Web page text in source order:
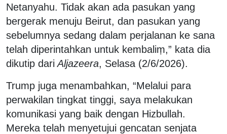
Netanyahu. Tidak akan ada pasukan yang
bergerak menuju Beirut, dan pasukan yang
sebelumnya sedang dalam perjalanan ke sana
telah diperintahkan untuk kembaliṃ,” kata dia
dikutip dari Aljazeera, Selasa (2/6/2026).
Trump juga menambahkan, “Melalui para
perwakilan tingkat tinggi, saya melakukan
komunikasi yang baik dengan Hizbullah.
Mereka telah menyetujui gencatan senjata